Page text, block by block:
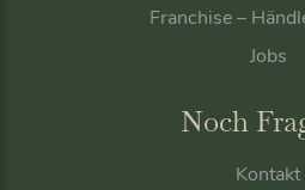
Franchise –
Jobs
Noch
Kontakt